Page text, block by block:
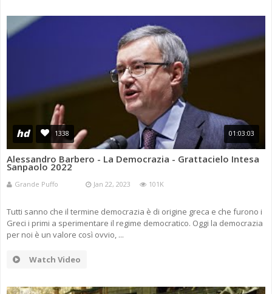
hd 1338 01:03:03
Alessandro Barbero - La Democrazia - Grattacielo Intesa
Sanpaolo 2022
Grande Puffo Jan 22, 2023 101K
Tutti sanno che il termine democrazia è di origine greca e che furono i
Greci i primi a sperimentare il regime democratico. Oggi la democrazia
per noi è un valore così ovvio, ...
Watch Video